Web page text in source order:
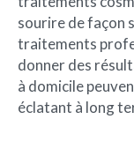
sourire de façon
traitements
donner des
à domicile
éclatant à long